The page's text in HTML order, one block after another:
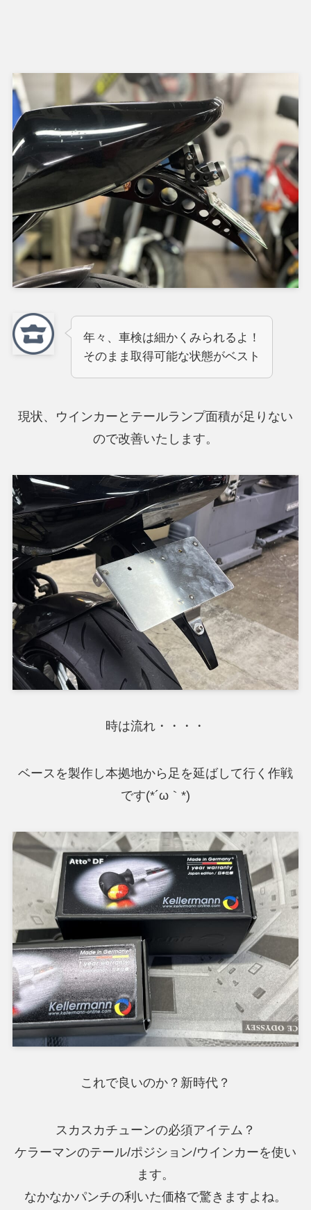
年々、車検は細かくみられるよ！
そのまま取得可能な状態がベスト
現状、ウインカーとテールランプ面積が足りない
ので改善いたします。
時は流れ・・・・
ベースを製作し本拠地から足を延ばして行く作戦
です(*´ω｀*)
これで良いのか？新時代？
スカスカチューンの必須アイテム？
ケラーマンのテール/ポジション/ウインカーを使い
ます。
なかなかパンチの利いた価格で驚きますよね。